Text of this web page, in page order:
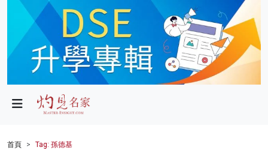
政局
財經
首頁 Tag: 孫德基